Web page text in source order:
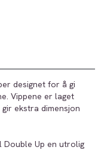
designet for å gi
Vippene er laget
ekstra dimensjon
Double Up en utrolig